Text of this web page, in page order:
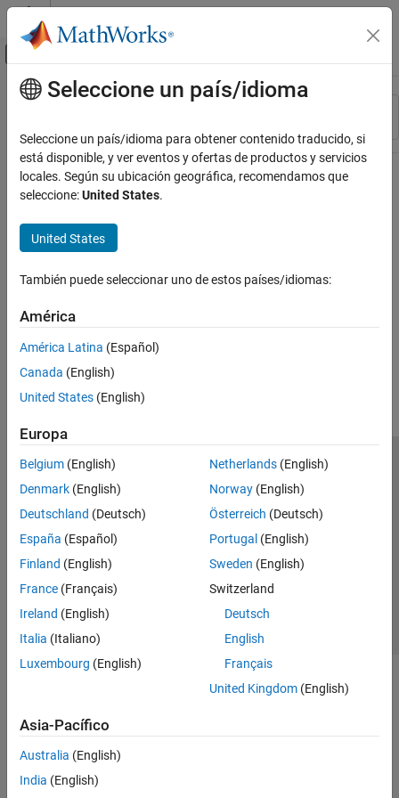
Saltar al contenido
Mostrar/ocultar menú de navegación
Recurso
Contenido principal
Seleccione un país/idioma
Seleccione un país/idioma para obtener contenido traducido, si
está disponible, y ver eventos y ofertas de productos y servicios
locales. Según su ubicación geográfica, recomendamos que
seleccione:United States.
United States
También puede seleccionar uno de estos países/idiomas:
América
América Latina (Español)
Canada (English)
United States (English)
Europa
Belgium (English)
Denmark (English)
Deutschland (Deutsch)
España (Español)
Finland (English)
France (Français)
Ireland (English)
Italia (Italiano)
Luxembourg (English)
Netherlands(English)
Norway(English)
Österreich (Deutsch)
Portugal (English)
Sweden (English)
Switzerland
Deutsch
English
Français
United Kingdom(English)
Asia-Pacífico
Australia (English)
India (English)
Centro de confianza
Marcas comerciales
Política de privacidad
Antipiratería
Estado de las aplicaciones
Información de contacto
© 1994-2026 The MathWorks, Inc.